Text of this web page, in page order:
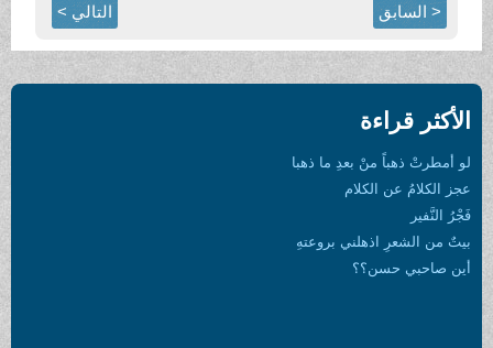
< السابق التالي >
الأكثر قراءة
لو أمطرتْ ذهباً منْ بعدِ ما ذهبا
عجز الكلامُ عن الكلام
فَجْرُ النَّفير
بيتٌ من الشعرِ اذهلني بروعتهِ
أين صاحبي حسن؟؟